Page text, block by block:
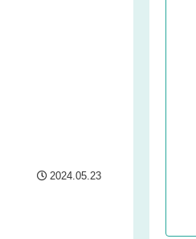
2024.05.23